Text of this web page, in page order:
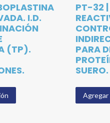
I.D.
(TP).
PT-32 |
PARA
SUERO.
Agregar